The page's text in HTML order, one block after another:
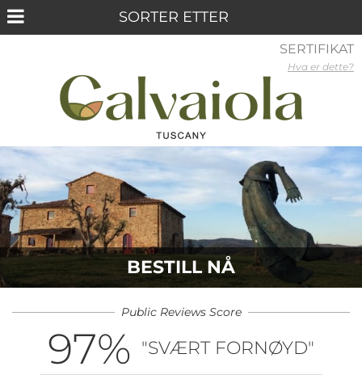
BESTILL NÅ
Public Reviews Score
97% "SVÆRT FORNØYD"
SERTIFIKAT
Hva er dette?